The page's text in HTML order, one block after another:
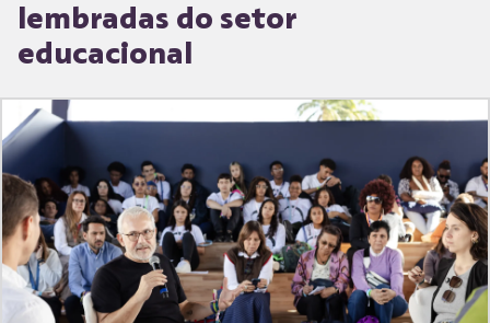
lembradas do setor
educacional